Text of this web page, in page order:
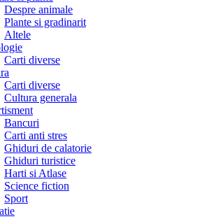
Despre animale
Plante si gradinarit
Altele
Carti diverse
Carti diverse
Cultura generala
Bancuri
Carti anti stres
Ghiduri de calatorie
Ghiduri turistice
Harti si Atlase
Science fiction
Sport